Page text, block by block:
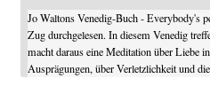
Jo Waltons Venedig-Buch - Everybody's
Zug durchgelesen. In diesem Venedig
macht daraus eine Meditation über Liebe
Ausprägungen, über Verletzlichkeit und